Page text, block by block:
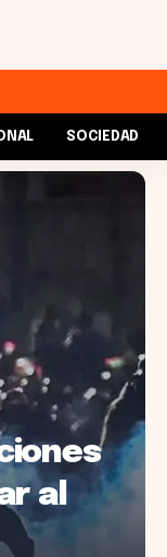
SOCIEDAD
al